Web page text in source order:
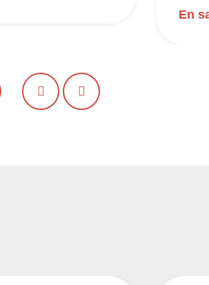
En
PRÉCÉDENTSUIVANT